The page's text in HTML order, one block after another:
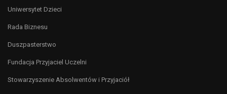
Uniwersytet Dzieci
Rada Biznesu
Duszpasterstwo
Fundacja Przyjaciel Uczelni
Stowarzyszenie Absolwentów i Przyjaciół